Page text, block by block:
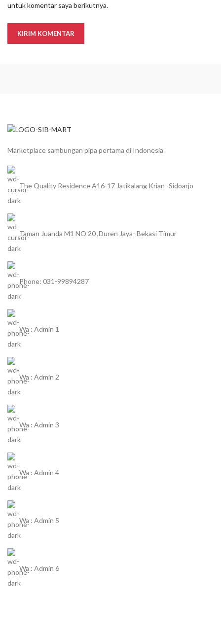
untuk komentar saya berikutnya.
Marketplace sambungan pipa pertama di Indonesia
The Quality Residence A16-17 Jatikalang Krian -Sidoarjo
Taman Juanda M1 NO 20 ,Duren Jaya- Bekasi Timur
Phone: 031-99894287
Wa : Admin 1
Wa : Admin 2
Wa : Admin 3
Wa : Admin 4
Wa : Admin 5
Wa : Admin 6